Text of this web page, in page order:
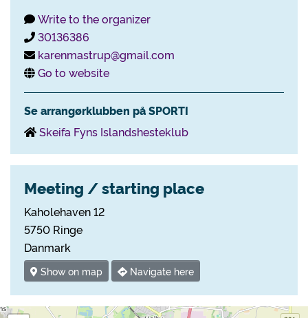
Write to the organizer
30136386
karenmastrup@gmail.com
Go to website
Se arrangørklubben på SPORTI
Skeifa Fyns Islandshesteklub
Meeting / starting place
Kaholehaven 12
5750 Ringe
Danmark
Show on map Navigate here